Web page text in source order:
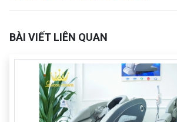
BÀI VIẾT LIÊN QUAN